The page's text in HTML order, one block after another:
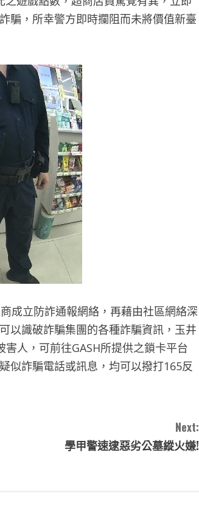
騙，所幸警方即時攔阻而未將價值新臺
成立防詐通報網絡，再藉由社區網絡深
以識破詐騙集團的各種詐騙資訊，玉井
人，可前往GASH所提供之鎖卡平台
詐騙電話或訊息，均可以撥打165反
Next:
學甲警速逮惡劣公墓縱火嫌!